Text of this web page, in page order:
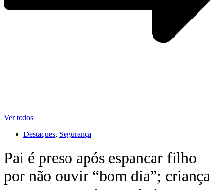
Ver todos
Destaques, Segurança
Pai é preso após espancar filho
por não ouvir “bom dia”; criança